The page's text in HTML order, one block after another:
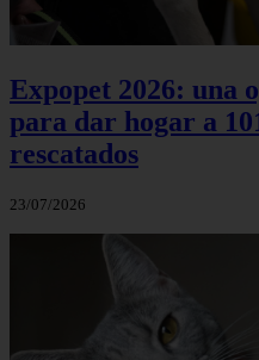
Expopet 2026: una
para dar hogar a
rescatados
23/07/2026